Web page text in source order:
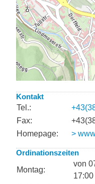
Kontakt
Tel.:
Fax:
Homepage:
>
Ordinationszeiten
Montag:
von
17:00